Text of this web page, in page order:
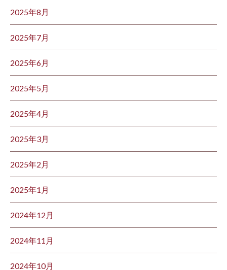
2025年8月
2025年7月
2025年6月
2025年5月
2025年4月
2025年3月
2025年2月
2025年1月
2024年12月
2024年11月
2024年10月